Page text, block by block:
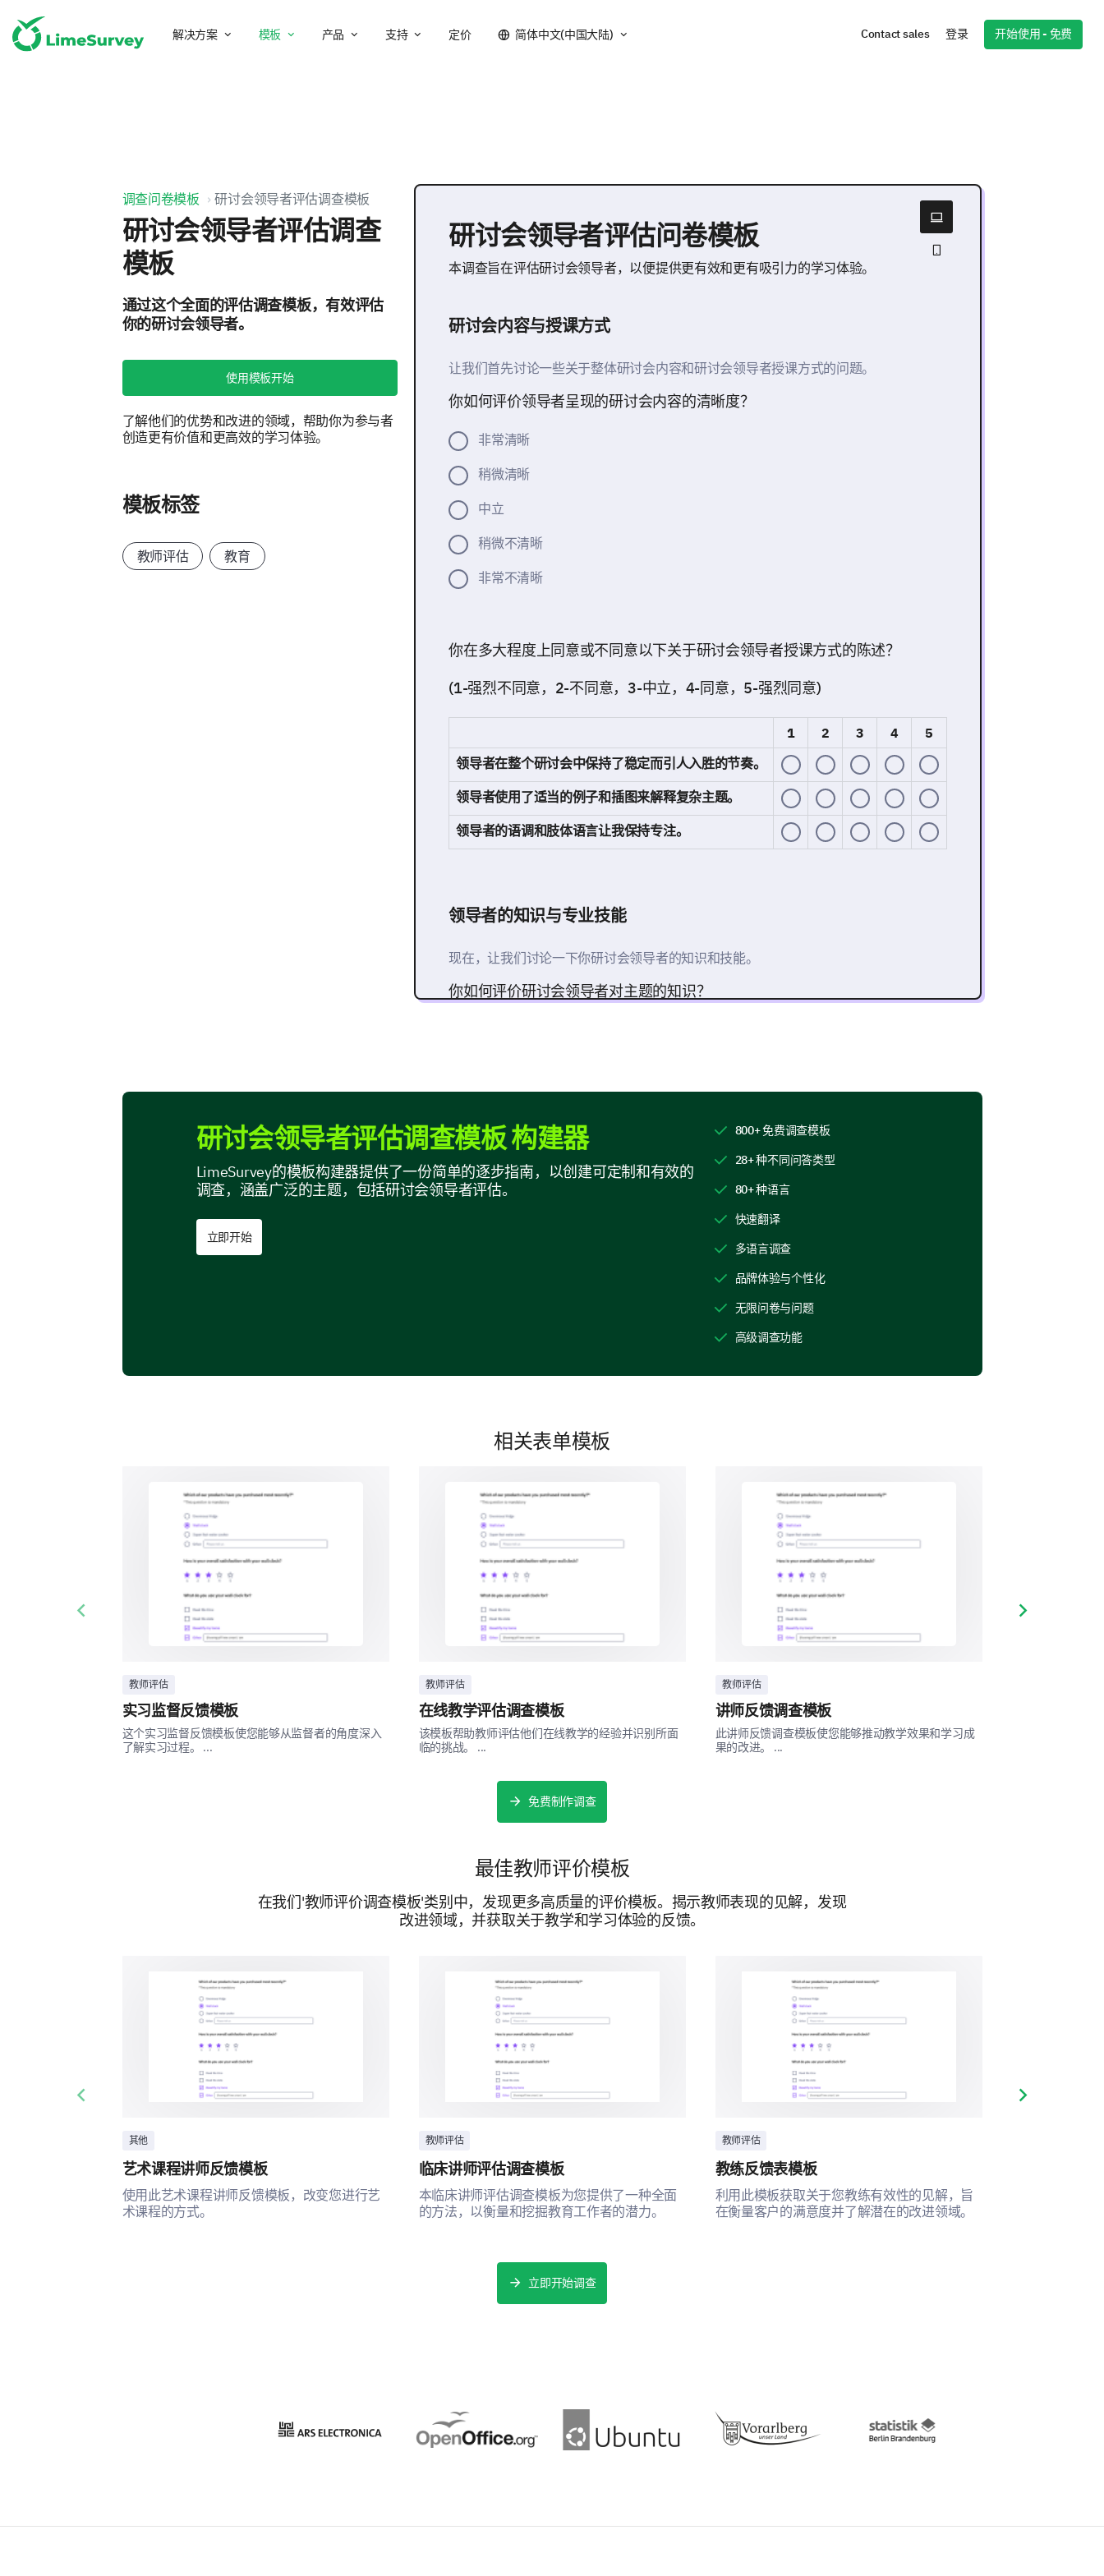
解决方案 模板 产品 支持 定价 简体中文(中国大陆) Contact sales 登录 开始使用 - 免费
调查问卷模板 研讨会领导者评估调查模板
研讨会领导者评估调查
模板
通过这个全面的评估调查模板，有效评估
你的研讨会领导者。
使用模板开始
了解他们的优势和改进的领域，帮助你为参与者
创造更有价值和更高效的学习体验。
模板标签
教师评估 教育
研讨会领导者评估问卷模板
本调查旨在评估研讨会领导者，以便提供更有效和更有吸引力的学习体验。
研讨会内容与授课方式
让我们首先讨论一些关于整体研讨会内容和研讨会领导者授课方式的问题。
你如何评价领导者呈现的研讨会内容的清晰度？
非常清晰
稍微清晰
中立
稍微不清晰
非常不清晰
你在多大程度上同意或不同意以下关于研讨会领导者授课方式的陈述？
(1-强烈不同意，2-不同意，3-中立，4-同意，5-强烈同意)
1 2 3 4
5
领导者在整个研讨会中保持了稳定而引人入胜的节奏。
领导者使用了适当的例子和插图来解释复杂主题。
领导者的语调和肢体语言让我保持专注。
领导者的知识与专业技能
现在，让我们讨论一下你研讨会领导者的知识和技能。
你如何评价研讨会领导者对主题的知识？
请表示你对以下关于领导者专业技能的陈述的同意程度。
是
领导者为参与者的问题提供了准确而有帮助的答案。
领导者充分应对了研讨会主题的复杂性。
鼓励提问
平等地对待所有参与者
有效管理了干扰行为
提供了个别反馈
由...提供支持
研讨会领导者评估调查模板 构建器
LimeSurvey的模板构建器提供了一份简单的逐步指南，以创建可定制和有效的
调查，涵盖广泛的主题，包括研讨会领导者评估。
立即开始
800+ 免费调查模板
28+ 种不同问答类型
80+ 种语言
快速翻译
多语言调查
品牌体验与个性化
无限问卷与问题
高级调查功能
相关表单模板
教师评估
实习监督反馈模板
这个实习监督反馈模板使您能够从监督者的角度深入
了解实习过程。 ...
教师评估
在线教学评估调查模板
该模板帮助教师评估他们在线教学的经验并识别所面
临的挑战。 ...
教师评估
讲师反馈调查模板
此讲师反馈调查模板使您能够推动教学效果和学习成
果的改进。 ...
Previous slide Next slide
免费制作调查
最佳教师评价模板
在我们'教师评价调查模板'类别中，发现更多高质量的评价模板。揭示教师表现的见解，发现
改进领域，并获取关于教学和学习体验的反馈。
其他
艺术课程讲师反馈模板
使用此艺术课程讲师反馈模板，改变您进行艺
术课程的方式。
教师评估
临床讲师评估调查模板
本临床讲师评估调查模板为您提供了一种全面
的方法，以衡量和挖掘教育工作者的潜力。
教师评估
教练反馈表模板
利用此模板获取关于您教练有效性的见解，旨
在衡量客户的满意度并了解潜在的改进领域。
Previous slide Next slide
立即开始调查